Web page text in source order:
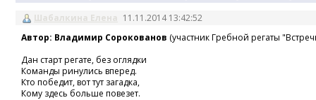
Шабалкина Елена 11.11.2014 13:42:52
Автор: Владимир Сорокованов (участник Гребной регаты
Дан старт регате, без оглядки
Команды ринулись вперед.
Кто победит, вот тут загадка,
Кому здесь больше повезет.